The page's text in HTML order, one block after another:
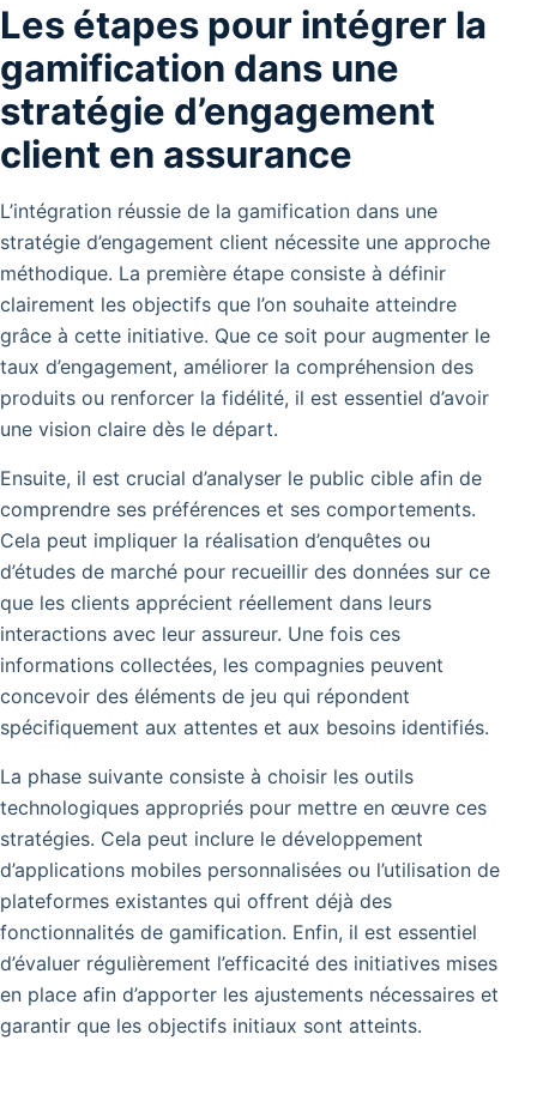
Les étapes pour intégrer la
gamification dans une
stratégie d’engagement
client en assurance
L’intégration réussie de la gamification dans une
stratégie d’engagement client nécessite une approche
méthodique. La première étape consiste à définir
clairement les objectifs que l’on souhaite atteindre
grâce à cette initiative. Que ce soit pour augmenter le
taux d’engagement, améliorer la compréhension des
produits ou renforcer la fidélité, il est essentiel d’avoir
une vision claire dès le départ.
Ensuite, il est crucial d’analyser le public cible afin de
comprendre ses préférences et ses comportements.
Cela peut impliquer la réalisation d’enquêtes ou
d’études de marché pour recueillir des données sur ce
que les clients apprécient réellement dans leurs
interactions avec leur assureur. Une fois ces
informations collectées, les compagnies peuvent
concevoir des éléments de jeu qui répondent
spécifiquement aux attentes et aux besoins identifiés.
La phase suivante consiste à choisir les outils
technologiques appropriés pour mettre en œuvre ces
stratégies. Cela peut inclure le développement
d’applications mobiles personnalisées ou l’utilisation de
plateformes existantes qui offrent déjà des
fonctionnalités de gamification. Enfin, il est essentiel
d’évaluer régulièrement l’efficacité des initiatives mises
en place afin d’apporter les ajustements nécessaires et
garantir que les objectifs initiaux sont atteints.